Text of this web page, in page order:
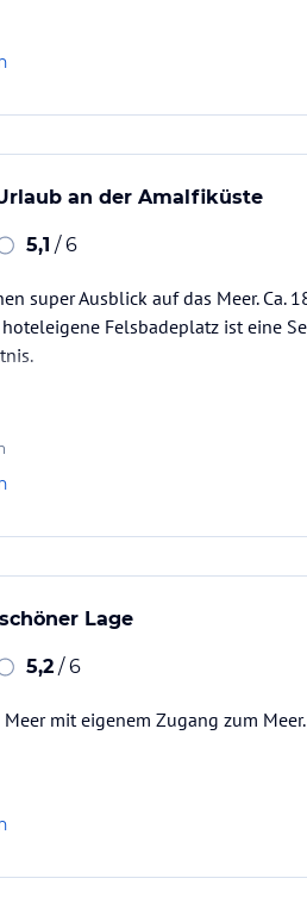
an der Amalfiküste
5,1 / 6
super Ausblick auf das Meer.
hoteleigene Felsbadeplatz ist eine
Lage
5,2 / 6
mit eigenem Zugang zum